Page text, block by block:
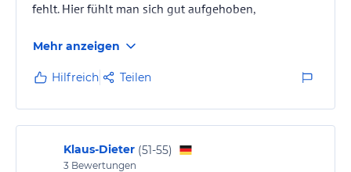
fehlt. Hier fühlt man sich gut aufgehoben,
Mehr anzeigen
Hilfreich Teilen
Klaus-Dieter (51-55)
3 Bewertungen